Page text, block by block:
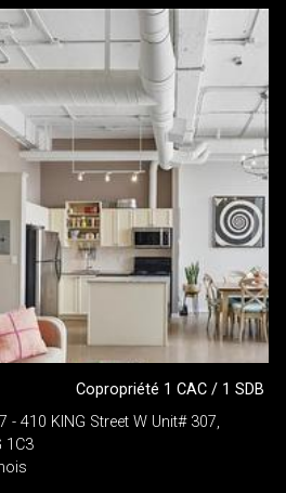
Copropriété 1 CAC / 1 SDB
- 410 KING Street W Unit# 307,
1C3